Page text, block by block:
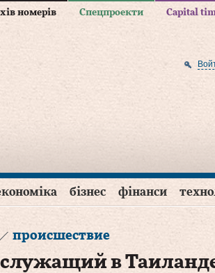
номерів Спецпроекти Capital
бізнес фінанси
происшествие
в